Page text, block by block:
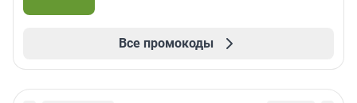
Все промокоды